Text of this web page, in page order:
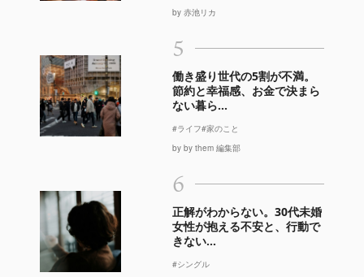
by 赤池リカ
5
働き盛り世代の5割が不満。
節約と幸福感、お金で決まら
ない暮ら...
#ライフ#家のこと
by by them 編集部
6
正解がわからない。30代未婚
女性が抱える不安と、行動で
きない...
#シングル